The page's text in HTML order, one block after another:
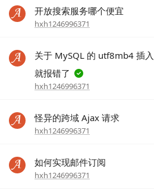
开放搜索服务哪个便宜
hxh1246996371
关于 MySQL 的 utf8mb4 插
就报错了
hxh1246996371
怪异的跨域 Ajax 请求
hxh1246996371
如何实现邮件订阅
hxh1246996371